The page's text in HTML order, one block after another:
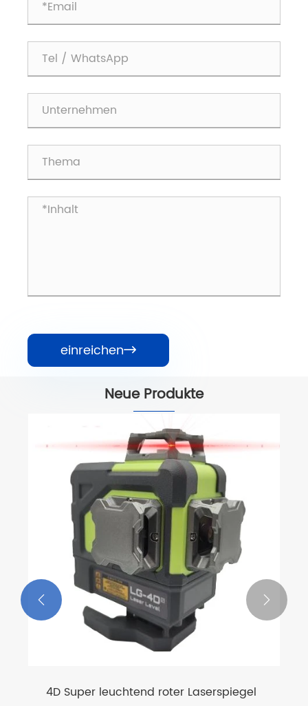
einreichen
Neue Produkte
4D Super leuchtend roter Laserspiegel
 